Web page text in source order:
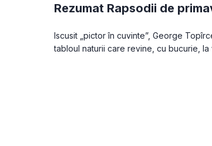
Rezumat Rapsodii de
Iscusit „pictor în cuvinte”, George
tabloul naturii care revine, cu bucurie,